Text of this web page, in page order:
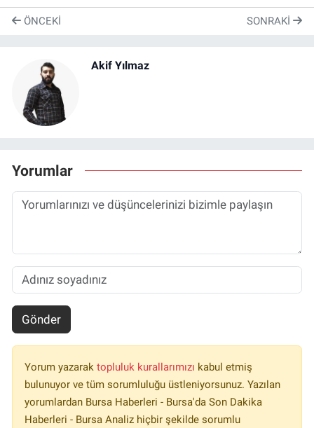
ÖNCEKI SONRAKI
Akif Yılmaz
Yorumlar
Gönder
Yorum yazarak topluluk kurallarımızı kabul etmiş
bulunuyor ve tüm sorumluluğu üstleniyorsunuz. Yazılan
yorumlardan Bursa Haberleri - Bursa'da Son Dakika
Haberleri - Bursa Analiz hiçbir şekilde sorumlu